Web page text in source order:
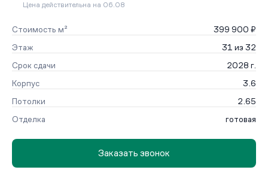
Цена действительна на 06.08
Стоимость м²
399 900 ₽
Этаж
31 из 32
Срок сдачи
2028 г.
Корпус
3.6
Потолки
2.65
Отделка
готовая
Заказать звонок